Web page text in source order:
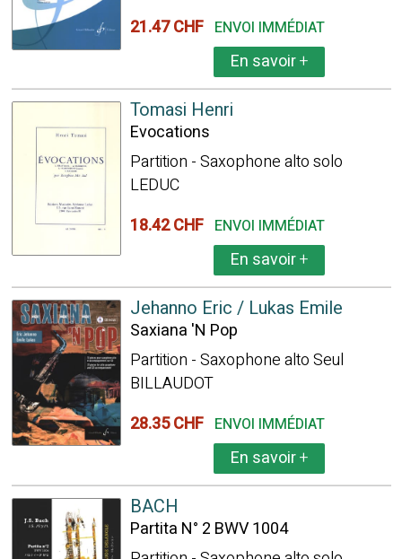
21.47 CHF ENVOI IMMÉDIAT
En savoir+
Tomasi Henri
Evocations
Partition - Saxophone alto solo
LEDUC
18.42 CHF ENVOI IMMÉDIAT
En savoir+
Jehanno Eric / Lukas Emile
Saxiana 'N Pop
Partition - Saxophone alto Seul
BILLAUDOT
28.35 CHF ENVOI IMMÉDIAT
En savoir+
BACH
Partita N° 2 BWV 1004